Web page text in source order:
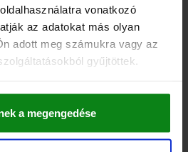
vonatkozó
az adatokat más olyan
adott meg számukra vagy az
gyűjtöttek.
a megengedése
cink, házátmérő 32 mm
RÉSZLETEK